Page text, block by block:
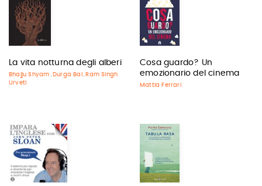
La vita notturna degli alberi
Bhajju Shyam , Durga Bai , Ram Singh
Urveti
Cosa guardo? Un
emozionario del cinema
Mattia Ferrari